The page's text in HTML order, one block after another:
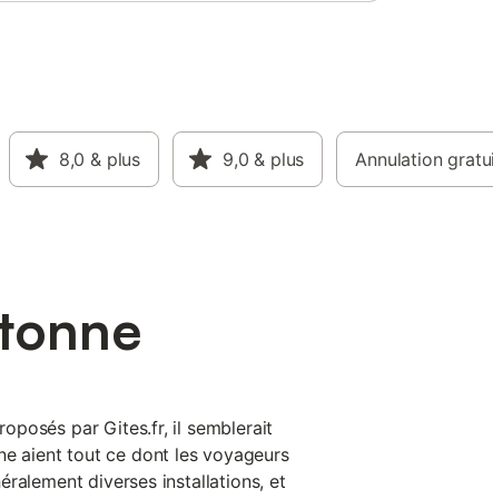
canapé
vous
8,0 & plus 9,0 & plus Annulation
par Gites.fr, il semblerait
aient tout ce dont les voyageurs
diverses installations, et